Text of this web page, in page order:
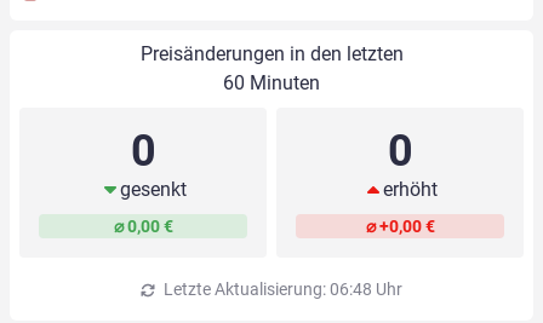
Preisänderungen in den letzten
60 Minuten
0
gesenkt
⌀ 0,00 €
0
erhöht
⌀ +0,00 €
Letzte Aktualisierung: 06:48 Uhr